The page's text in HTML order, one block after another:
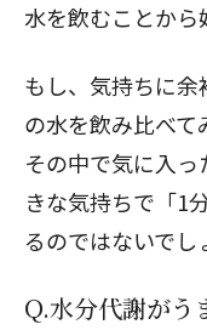
水を飲むことから
もし、気持ちに
の水を飲み比べて
その中で気に入
きな気持ちで「1
るのではないでし
Q.水分代謝がう